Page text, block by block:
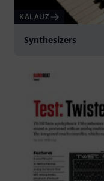
KALAUZ
Synthesizers